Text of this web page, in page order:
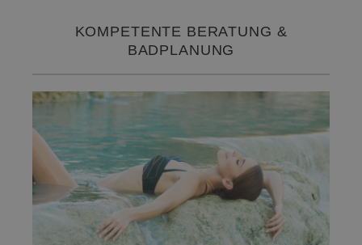
KOMPETENTE BERATUNG &
BADPLANUNG